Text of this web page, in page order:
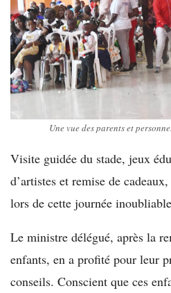
Une vue des parents et
Visite guidée du stade, jeux
d’artistes et remise de
lors de cette journée
Le ministre délégué, après la
enfants, en a profité pour leur
conseils. Conscient que ces